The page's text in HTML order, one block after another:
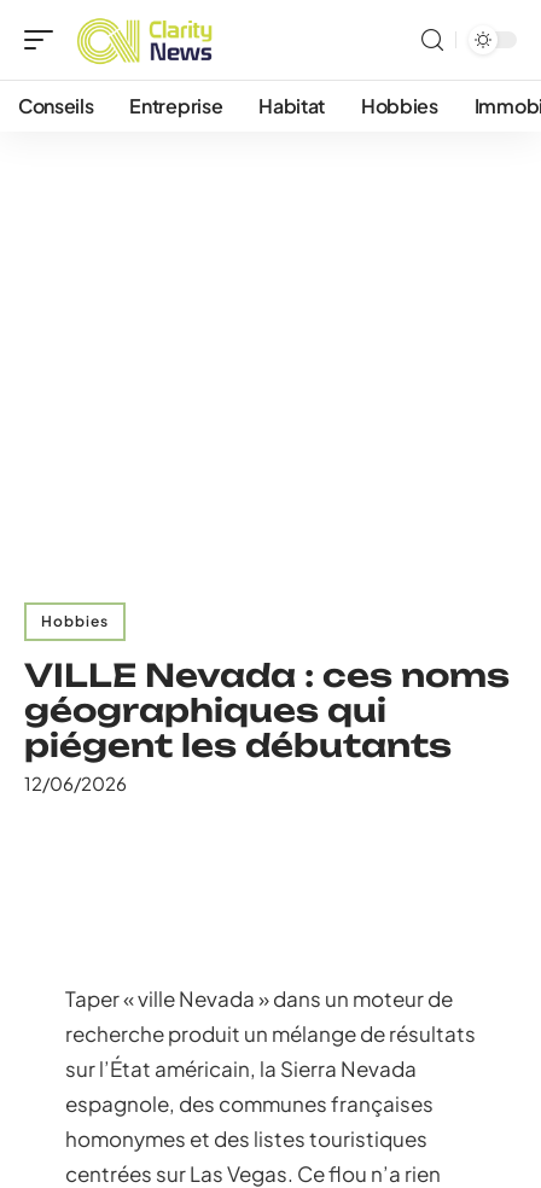
Conseils Entreprise Habitat Hobbies
Hobbies
VILLE Nevada : ces noms
géographiques qui
piégent les débutants
12/06/2026
Taper « ville Nevada » dans un moteur de
recherche produit un mélange de résultats
sur l’État américain, la Sierra Nevada
espagnole, des communes françaises
homonymes et des listes touristiques
centrées sur Las Vegas. Ce flou n’a rien